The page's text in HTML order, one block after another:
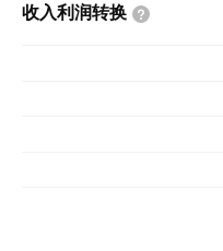
收入利润转换